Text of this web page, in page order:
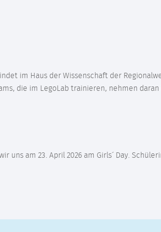
im Haus der Wissenschaft der
die im LegoLab trainieren, nehmen daran
uns am 23. April 2026 am Girls´ Day.